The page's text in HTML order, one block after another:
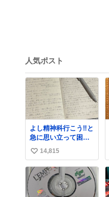
人気ポスト
よし精神科行こう‼️と
急に思い立って困っ
てること書き出して
たらペン止まらなく
なってすごい勢いで
埋まってワロタ
い
い
ね
14,815